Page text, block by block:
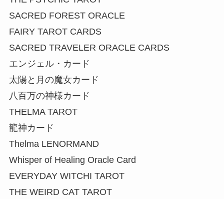
SACRED FOREST ORACLE
FAIRY TAROT CARDS
SACRED TRAVELER ORACLE CARDS
エンジェル・カード
太陽と月の魔女カード
八百万の神様カード
THELMA TAROT
龍神カード
Thelma LENORMAND
Whisper of Healing Oracle Card
EVERYDAY WITCHI TAROT
THE WEIRD CAT TAROT